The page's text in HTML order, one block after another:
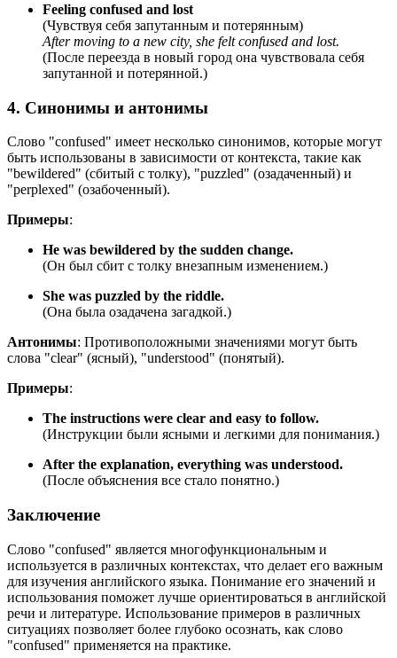
Feeling confused and lost
(Чувствуя себя запутанным и потерянным)
After moving to a new city, she felt confused and lost.
(После переезда в новый город она чувствовала себя
запутанной и потерянной.)
4. Синонимы и антонимы
Слово "confused" имеет несколько синонимов, которые могут
быть использованы в зависимости от контекста, такие как
"bewildered" (сбитый с толку), "puzzled" (озадаченный) и
"perplexed" (озабоченный).
Примеры:
He was bewildered by the sudden change.
(Он был сбит с толку внезапным изменением.)
She was puzzled by the riddle.
(Она была озадачена загадкой.)
Антонимы: Противоположными значениями могут быть
слова "clear" (ясный), "understood" (понятый).
Примеры:
The instructions were clear and easy to follow.
(Инструкции были ясными и легкими для понимания.)
After the explanation, everything was understood.
(После объяснения все стало понятно.)
Заключение
Слово "confused" является многофункциональным и
используется в различных контекстах, что делает его важным
для изучения английского языка. Понимание его значений и
использования поможет лучше ориентироваться в английской
речи и литературе. Использование примеров в различных
ситуациях позволяет более глубоко осознать, как слово
"confused" применяется на практике.